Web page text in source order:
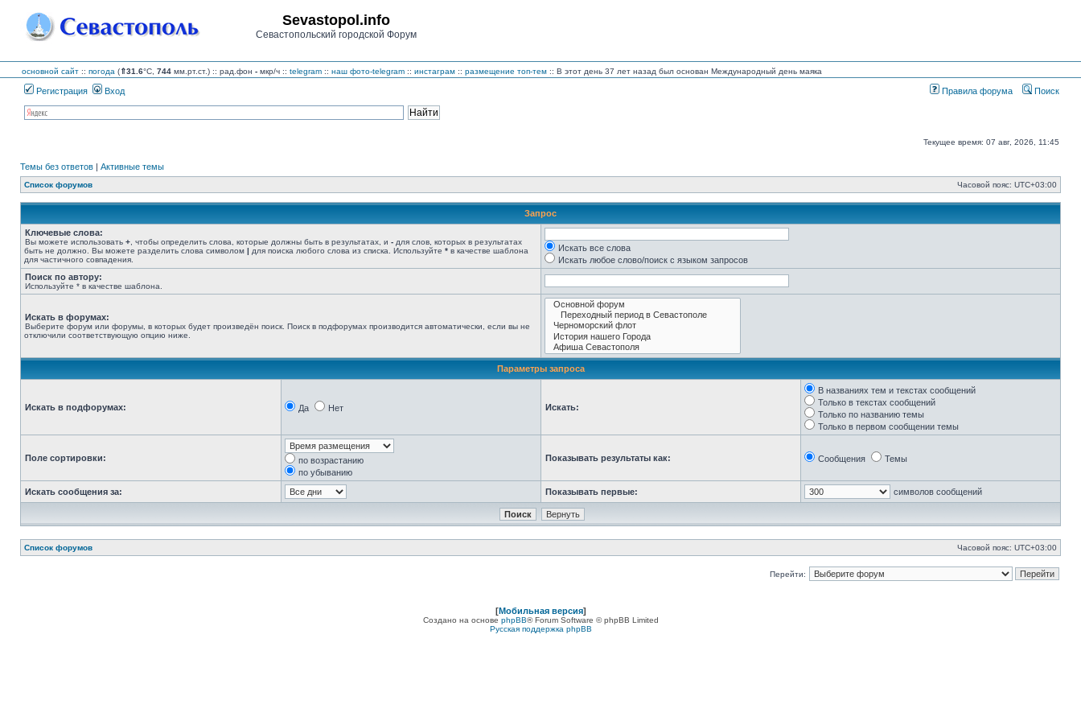
Sevastopol.info
Севастопольский городской Форум
основной сайт :: погода (⇑31.6°C, 744 мм.рт.ст.) :: рад.фон - мкр/ч :: telegram :: наш фото-telegram :: инстаграм :: размещение топ-тем :: В этот день 37 лет назад был основан Международный день маяка
Регистрация Вход Правила форума Поиск
Текущее время: 07 авг, 2026, 11:45
Темы без ответов | Активные темы
Список форумов Часовой пояс: UTC+03:00
Запрос
Ключевые слова:
Вы можете использовать + , чтобы определить слова, которые должны быть в результатах, и - для слов, которых в результатах
быть не должно. Вы можете разделить слова символом | для поиска любого слова из списка. Используйте * в качестве шаблона
для частичного совпадения.
Искать все слова
Искать любое слово/поиск с языком запросов
Поиск по автору:
Используйте * в качестве шаблона.
Искать в форумах:
Выберите форум или форумы, в которых будет произведён поиск. Поиск в подфорумах производится автоматически, если вы не
отключили соответствующую опцию ниже.
Параметры запроса
Искать в подфорумах: Да Нет Искать:
В названиях тем и текстах сообщений
Только в текстах сообщений
Только по названию темы
Только в первом сообщении темы
Поле сортировки:
по возрастанию
по убыванию
Показывать результаты как: Сообщения Темы
Искать сообщения за: Показывать первые: символов сообщений
Список форумов Часовой пояс: UTC+03:00
Перейти:
[Мобильная версия]
Создано на основе phpBB® Forum Software © phpBB Limited
Русская поддержка phpBB